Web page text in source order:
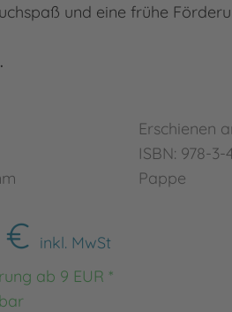
und eine frühe
Erschienen
ISBN: 978-
Pappe
€ inkl. MwSt
ab 9 EUR *